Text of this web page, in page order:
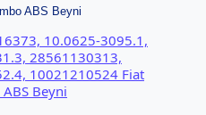
ABS Beyni